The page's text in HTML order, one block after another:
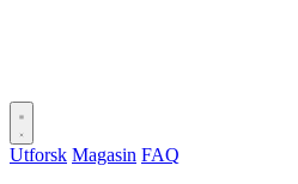
Utforsk Magasin FAQ